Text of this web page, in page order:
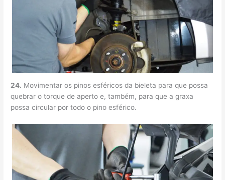
24. Movimentar os pinos esféricos da bieleta para que possa
quebrar o torque de aperto e, também, para que a graxa
possa circular por todo o pino esférico.